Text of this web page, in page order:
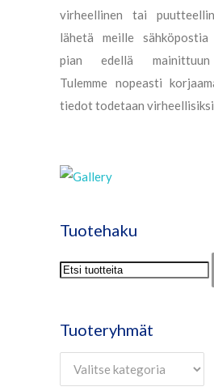
virheellinen tai
lähetä meille sähköpostia
pian edellä mainittuun
Tulemme nopeasti
tiedot todetaan
Tuotehaku
Tuoteryhmät